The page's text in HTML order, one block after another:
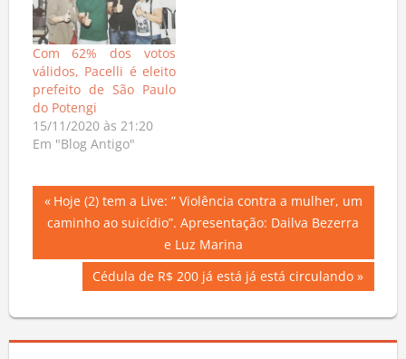
Com 62% dos votos
válidos, Pacelli é eleito
prefeito de São Paulo
do Potengi
15/11/2020 às 21:20
Em "Blog Antigo"
Navegação
Previous
Post:
Hoje (2) tem a Live: ” Violência contra a mulher, um
caminho ao suicídio”. Apresentação: Dailva Bezerra
e Luz Marina
Next
Cédula de R$ 200 já está já está circulando